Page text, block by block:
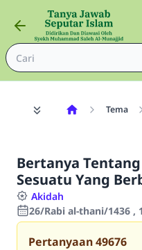
Tema
Bertanya
Sesuatu Yang
Akidah
26/Rabi al-thani/1436 ,
Pertanyaan49676